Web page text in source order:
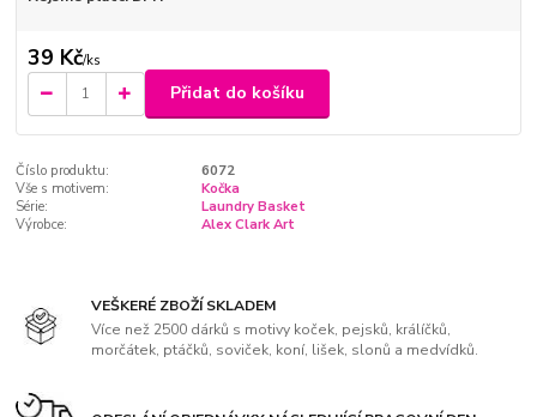
39 Kč/ks
Přidat do košíku
Číslo produktu:
6072
Vše s motivem:
Kočka
Série:
Laundry Basket
Výrobce:
Alex Clark Art
VEŠKERÉ ZBOŽÍ SKLADEM
Více než 2500 dárků s motivy koček, pejsků, králíčků,
morčátek, ptáčků, soviček, koní, lišek, slonů a medvídků.